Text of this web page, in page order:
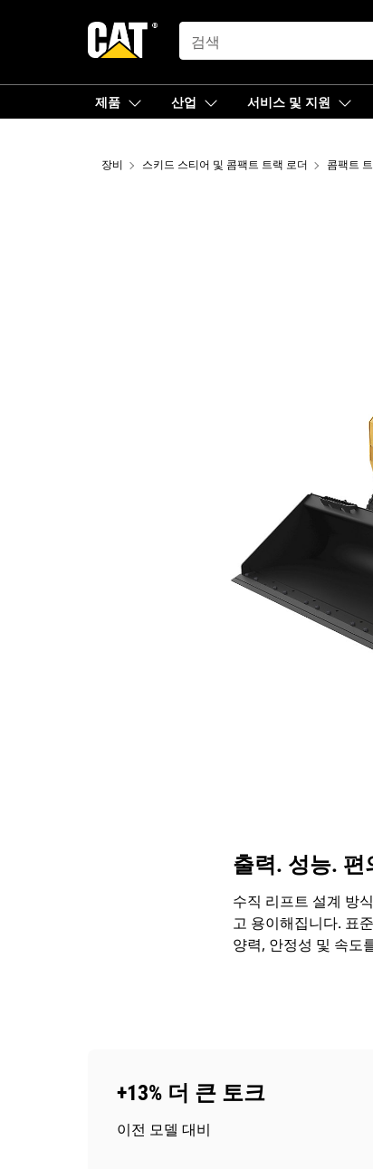
SEARCH
제품 산업 서비스 및 지원
장비 스키드 스티어 및 콤팩트 트랙 로더 콤팩트
출력. 성능. 편
수직 리프트 설계 방
고 용이해집니다. 표
양력, 안정성 및 속도
+13% 더 큰 토크
이전 모델 대비